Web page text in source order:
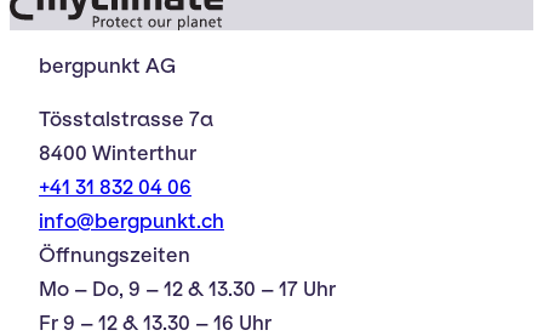
bergpunkt AG
Tösstalstrasse 7a
8400 Winterthur
+41 31 832 04 06
info@bergpunkt.ch
Öffnungszeiten
Mo – Do, 9 – 12 & 13.30 – 17 Uhr
Fr 9 – 12 & 13.30 – 16 Uhr